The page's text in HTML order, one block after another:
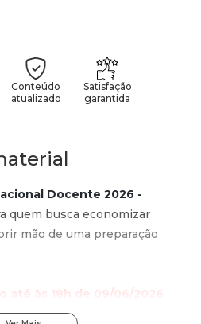
Conteúdo
atualizado
Satisfação
garantida
Docente 2026 -
quem busca economizar
mão de uma preparação
até às 18h de 09/06/2026